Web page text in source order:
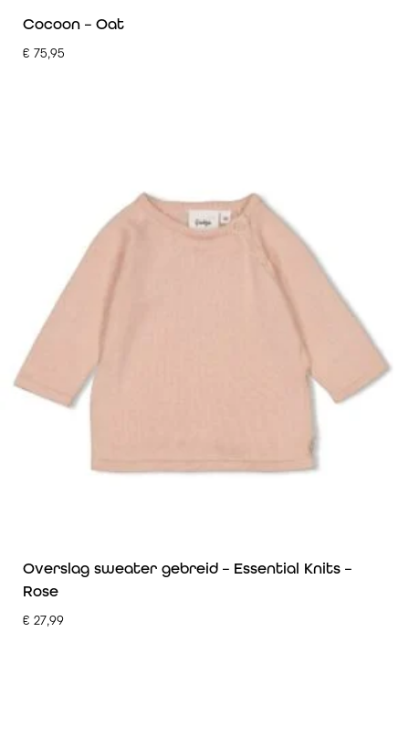
Cocoon – Oat
€ 75,95
Overslag sweater gebreid – Essential Knits –
Rose
€ 27,99